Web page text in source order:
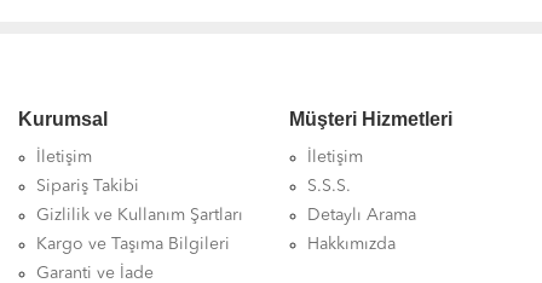
Kurumsal
İletişim
Sipariş Takibi
Gizlilik ve Kullanım Şartları
Kargo ve Taşıma Bilgileri
Garanti ve İade
Müşteri Hizmetleri
İletişim
S.S.S.
Detaylı Arama
Hakkımızda